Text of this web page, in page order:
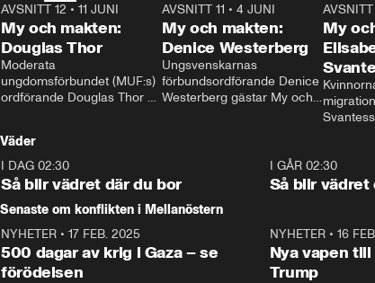
26:27
AVSNITT 12 • 11 JUNI
My och makten:
Douglas Thor
Moderata
ungdomsförbundet (MUF:s)
ordförande Douglas Thor
tonårsutvisningarna och hur
Moderaterna ska locka
väljare till valet i höst.
23:40
AVSNITT 11 •4 JUNI
My och makten:
Denice Westerberg
Ungsvenskarnas
förbundsordförande Denice
Westerberg gästar My och
AVSNITT
My
Väder
I DAG 02:30
Så blir vädret där du bor
I GÅR 02:30
Så blir vädret
Senaste om konflikten i Mellanöstern
NYHETER • 17 FEB. 2025
500 dagar av krig i Gaza – se
förödelsen
NYHETER• 16
Nya vapen
Trump